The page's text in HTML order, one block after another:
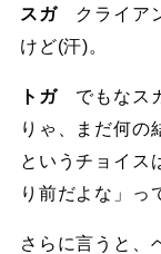
スガ クライア
けど(汗)。
トガ でもなス
りゃ、まだ何の
というチョイス
り前だよな」っ
さらに言うと、